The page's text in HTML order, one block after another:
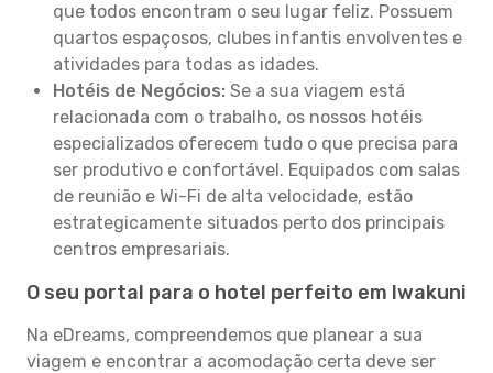
que todos encontram o seu lugar feliz. Possuem
quartos espaçosos, clubes infantis envolventes e
atividades para todas as idades.
Hotéis de Negócios: Se a sua viagem está
relacionada com o trabalho, os nossos hotéis
especializados oferecem tudo o que precisa para
ser produtivo e confortável. Equipados com salas
de reunião e Wi-Fi de alta velocidade, estão
estrategicamente situados perto dos principais
centros empresariais.
O seu portal para o hotel perfeito em Iwakuni
Na eDreams, compreendemos que planear a sua
viagem e encontrar a acomodação certa deve ser